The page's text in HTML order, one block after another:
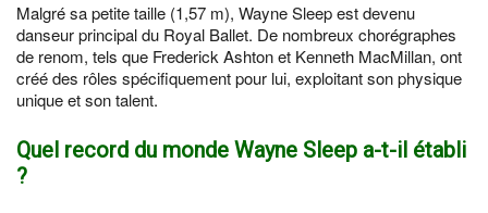
Malgré sa petite taille (1,57 m), Wayne Sleep est devenu
danseur principal du Royal Ballet. De nombreux chorégraphes
de renom, tels que Frederick Ashton et Kenneth MacMillan, ont
créé des rôles spécifiquement pour lui, exploitant son physique
unique et son talent.
Quel record du monde Wayne Sleep a-t-il établi
?